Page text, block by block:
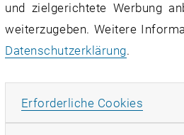
Die
02) am
und zielgerichtete Werbung
weiterzugeben. Weitere
Datenschutzerklärung.
Erforderliche Cookies